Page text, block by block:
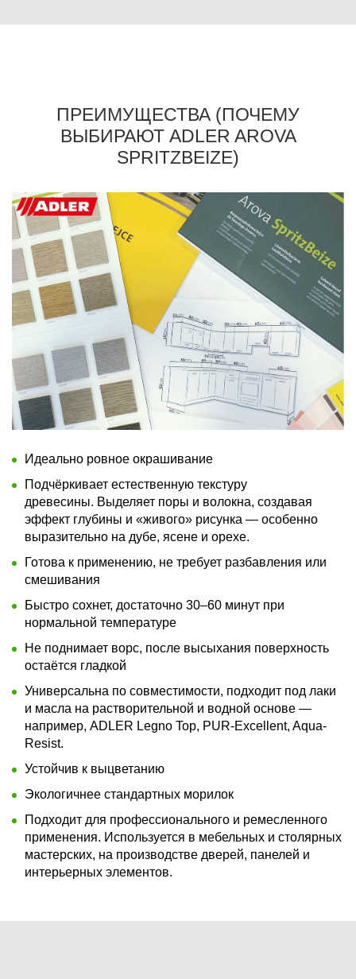
ПРЕИМУЩЕСТВА (ПОЧЕМУ
ВЫБИРАЮТ ADLER AROVA
SPRITZBEIZE)
Идеально ровное окрашивание
Подчёркивает естественную текстуру
древесины. Выделяет поры и волокна, создавая
эффект глубины и «живого» рисунка — особенно
выразительно на дубе, ясенe и орехе.
Готова к применению, не требует разбавления или
смешивания
Быстро сохнет, достаточно 30–60 минут при
нормальной температуре
Не поднимает ворс, после высыхания поверхность
остаётся гладкой
Универсальна по совместимости, подходит под лаки
и масла на растворительной и водной основе —
например, ADLER Legno Top, PUR-Excellent, Aqua-
Resist.
Устойчив к выцветанию
Экологичнее стандартных морилок
Подходит для профессионального и ремесленного
применения. Используется в мебельных и столярных
мастерских, на производстве дверей, панелей и
интерьерных элементов.